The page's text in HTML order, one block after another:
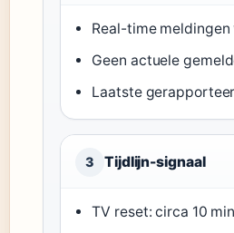
Real-time
Geen actuele
Laatste
3 Tijdlijn-signaal
TV reset: circa 10